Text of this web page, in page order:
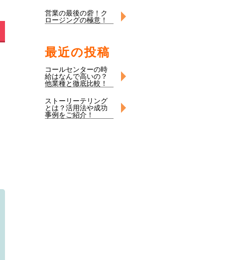
営業の最後の砦！ク
ロージングの極意！
最近の投稿
コールセンターの時
給はなんで高いの？
他業種と徹底比較！
ストーリーテリング
とは？活用法や成功
事例をご紹介！